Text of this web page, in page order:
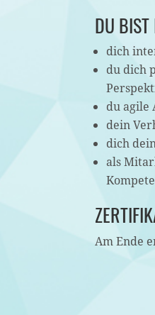
DU
dich
du dich
du agile
dein
dich
als
Am Ende